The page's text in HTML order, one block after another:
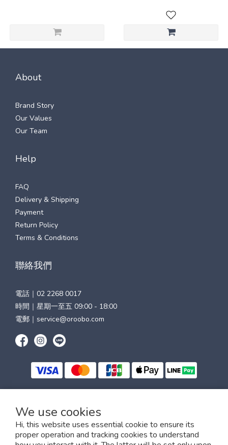
We use cookies
Hi, this website uses essential cookie to ensure its
proper operation and tracking cookies to understand
About
Brand Story
Our Values
Our Team
Help
FAQ
Delivery & Shipping
Payment
Return Policy
Terms & Conditions
聯絡我們
電話｜ 02 2268 0017
時間｜星期一至五 09:00 - 18:00
電郵｜ service@oroobo.com
$ TWD